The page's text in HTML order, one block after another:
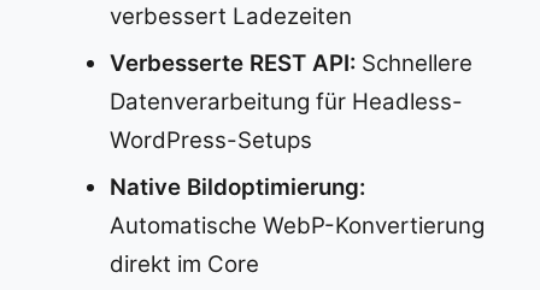
verbessert Ladezeiten
Verbesserte REST API: Schnellere
Datenverarbeitung für Headless-
WordPress-Setups
Native Bildoptimierung:
Automatische WebP-Konvertierung
direkt im Core